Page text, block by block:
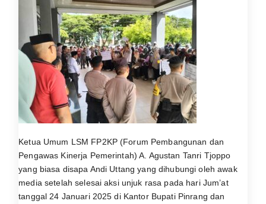
Ketua Umum LSM FP2KP (Forum Pembangunan dan
Pengawas Kinerja Pemerintah) A. Agustan Tanri Tjoppo
yang biasa disapa Andi Uttang yang dihubungi oleh awak
media setelah selesai aksi unjuk rasa pada hari Jum’at
tanggal 24 Januari 2025 di Kantor Bupati Pinrang dan